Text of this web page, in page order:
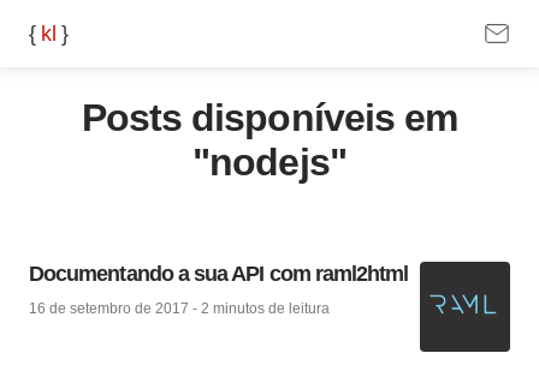
{ kl }
Posts disponíveis em
"nodejs"
Documentando a sua API com raml2html
16 de setembro de 2017 - 2 minutos de leitura